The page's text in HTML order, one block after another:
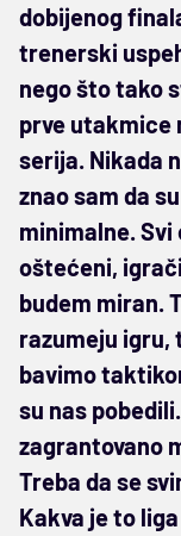
dobijenog
trenerski
nego što tako
prve utakmice
serija. Nikada
znao sam da
minimalne.
oštećeni,
budem miran.
razumeju igru,
bavimo
su nas
zagrantovano
Treba da se
Kakva je to